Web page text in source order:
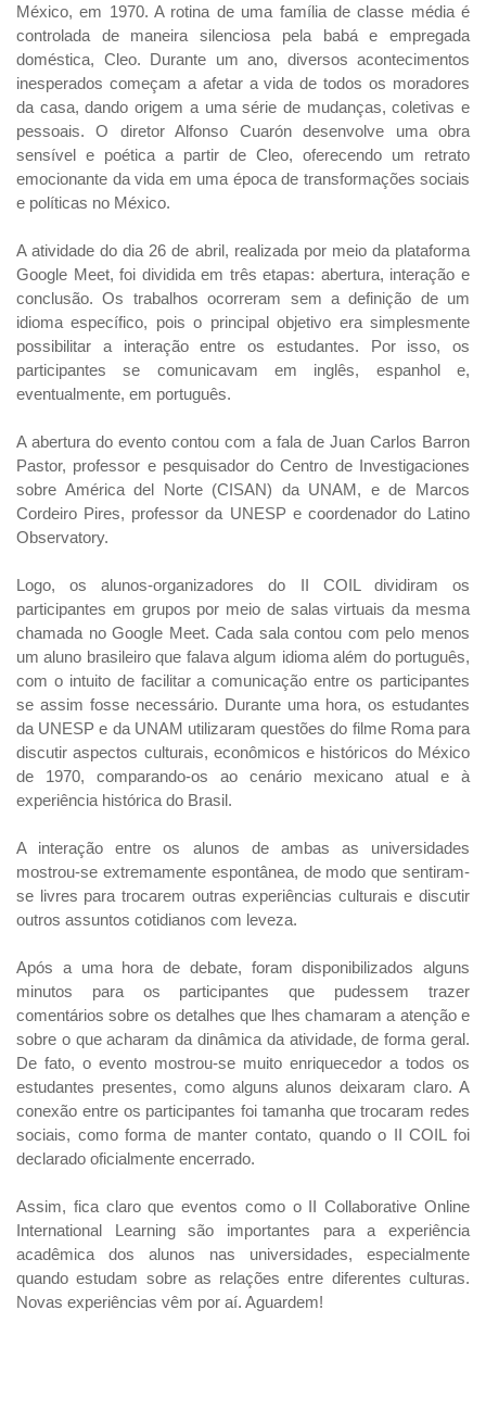
México, em 1970. A rotina de uma família de classe média é
controlada de maneira silenciosa pela babá e empregada
doméstica, Cleo. Durante um ano, diversos acontecimentos
inesperados começam a afetar a vida de todos os moradores
da casa, dando origem a uma série de mudanças, coletivas e
pessoais. O diretor Alfonso Cuarón desenvolve uma obra
sensível e poética a partir de Cleo, oferecendo um retrato
emocionante da vida em uma época de transformações sociais
e políticas no México.
A atividade do dia 26 de abril, realizada por meio da plataforma
Google Meet, foi dividida em três etapas: abertura, interação e
conclusão. Os trabalhos ocorreram sem a definição de um
idioma específico, pois o principal objetivo era simplesmente
possibilitar a interação entre os estudantes. Por isso, os
participantes se comunicavam em inglês, espanhol e,
eventualmente, em português.
A abertura do evento contou com a fala de Juan Carlos Barron
Pastor, professor e pesquisador do Centro de Investigaciones
sobre América del Norte (CISAN) da UNAM, e de Marcos
Cordeiro Pires, professor da UNESP e coordenador do Latino
Observatory.
Logo, os alunos-organizadores do II COIL dividiram os
participantes em grupos por meio de salas virtuais da mesma
chamada no Google Meet. Cada sala contou com pelo menos
um aluno brasileiro que falava algum idioma além do português,
com o intuito de facilitar a comunicação entre os participantes
se assim fosse necessário. Durante uma hora, os estudantes
da UNESP e da UNAM utilizaram questões do filme Roma para
discutir aspectos culturais, econômicos e históricos do México
de 1970, comparando-os ao cenário mexicano atual e à
experiência histórica do Brasil.
A interação entre os alunos de ambas as universidades
mostrou-se extremamente espontânea, de modo que sentiram-
se livres para trocarem outras experiências culturais e discutir
outros assuntos cotidianos com leveza.
Após a uma hora de debate, foram disponibilizados alguns
minutos para os participantes que pudessem trazer
comentários sobre os detalhes que lhes chamaram a atenção e
sobre o que acharam da dinâmica da atividade, de forma geral.
De fato, o evento mostrou-se muito enriquecedor a todos os
estudantes presentes, como alguns alunos deixaram claro. A
conexão entre os participantes foi tamanha que trocaram redes
sociais, como forma de manter contato, quando o II COIL foi
declarado oficialmente encerrado.
Assim, fica claro que eventos como o II Collaborative Online
International Learning são importantes para a experiência
acadêmica dos alunos nas universidades, especialmente
quando estudam sobre as relações entre diferentes culturas.
Novas experiências vêm por aí. Aguardem!